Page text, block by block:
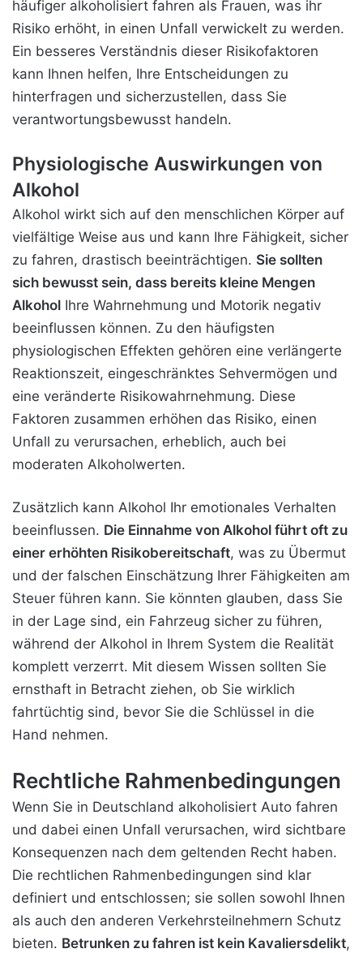
häufiger alkoholisiert fahren als Frauen, was ihr
Risiko erhöht, in einen Unfall verwickelt zu werden.
Ein besseres Verständnis dieser Risikofaktoren
kann Ihnen helfen, Ihre Entscheidungen zu
hinterfragen und sicherzustellen, dass Sie
verantwortungsbewusst handeln.
Physiologische Auswirkungen von
Alkohol
Alkohol wirkt sich auf den menschlichen Körper auf
vielfältige Weise aus und kann Ihre Fähigkeit, sicher
zu fahren, drastisch beeinträchtigen. Sie sollten
sich bewusst sein, dass bereits kleine Mengen
Alkohol Ihre Wahrnehmung und Motorik negativ
beeinflussen können. Zu den häufigsten
physiologischen Effekten gehören eine verlängerte
Reaktionszeit, eingeschränktes Sehvermögen und
eine veränderte Risikowahrnehmung. Diese
Faktoren zusammen erhöhen das Risiko, einen
Unfall zu verursachen, erheblich, auch bei
moderaten Alkoholwerten.
Zusätzlich kann Alkohol Ihr emotionales Verhalten
beeinflussen. Die Einnahme von Alkohol führt oft zu
einer erhöhten Risikobereitschaft, was zu Übermut
und der falschen Einschätzung Ihrer Fähigkeiten am
Steuer führen kann. Sie könnten glauben, dass Sie
in der Lage sind, ein Fahrzeug sicher zu führen,
während der Alkohol in Ihrem System die Realität
komplett verzerrt. Mit diesem Wissen sollten Sie
ernsthaft in Betracht ziehen, ob Sie wirklich
fahrtüchtig sind, bevor Sie die Schlüssel in die
Hand nehmen.
Rechtliche Rahmenbedingungen
Wenn Sie in Deutschland alkoholisiert Auto fahren
und dabei einen Unfall verursachen, wird sichtbare
Konsequenzen nach dem geltenden Recht haben.
Die rechtlichen Rahmenbedingungen sind klar
definiert und entschlossen; sie sollen sowohl Ihnen
als auch den anderen Verkehrsteilnehmern Schutz
bieten. Betrunken zu fahren ist kein Kavaliersdelikt,